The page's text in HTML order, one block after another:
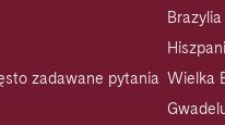
zadawane pytania
Brazylia
Wielka